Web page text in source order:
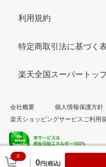
0
0円(税込)
利用規約
特定商取引法に基づく
楽天全国スーパートッ
会社概要
個人情報保護方針
楽天ショッピングサービスご利用
© Rakuten Group, Inc.